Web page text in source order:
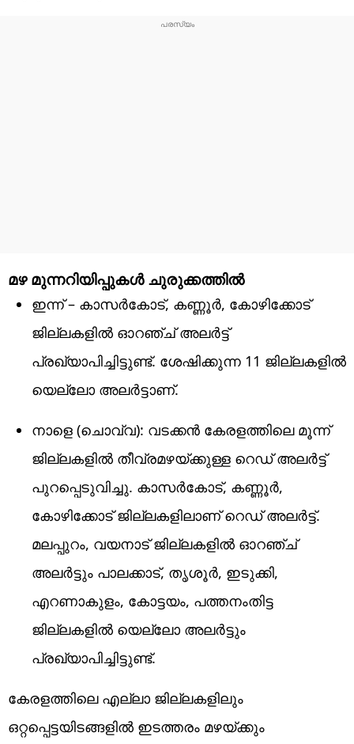
മഴ മുന്നറിയിപ്പുകൾ ചുരുക്കത്തിൽ
ഇന്ന് – കാസർകോട്, കണ്ണൂർ, കോഴിക്കോട്
ജില്ലകളിൽ ഓറഞ്ച് അലർട്ട്
പ്രഖ്യാപിച്ചിട്ടുണ്ട്. ശേഷിക്കുന്ന 11 ജില്ലകളിൽ
യെല്ലോ അലർട്ടാണ്.
നാളെ (ചൊവ്വ): വടക്കൻ കേരളത്തിലെ മൂന്ന്
ജില്ലകളിൽ തീവ്രമഴയ്ക്കുള്ള റെഡ് അലർട്ട്
പുറപ്പെടുവിച്ചു. കാസർകോട്, കണ്ണൂർ,
കോഴിക്കോട് ജില്ലകളിലാണ് റെഡ് അലർട്ട്.
മലപ്പുറം, വയനാട് ജില്ലകളിൽ ഓറഞ്ച്
അലർട്ടും പാലക്കാട്, തൃശൂർ, ഇടുക്കി,
എറണാകുളം, കോട്ടയം, പത്തനംതിട്ട
ജില്ലകളിൽ യെല്ലോ അലർട്ടും
പ്രഖ്യാപിച്ചിട്ടുണ്ട്.
കേരളത്തിലെ എല്ലാ ജില്ലകളിലും
ഒറ്റപ്പെട്ടയിടങ്ങളിൽ ഇടത്തരം മഴയ്ക്കും